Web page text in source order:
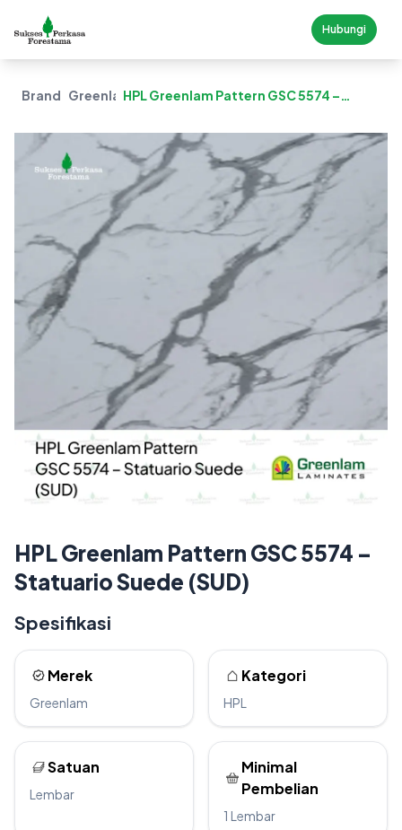
Hubungi
Brand GreenlamHPL Greenlam Pattern GSC 5574 –
HPL Greenlam Pattern GSC 5574 –
Statuario Suede (SUD)
Spesifikasi
Merek
Greenlam
Kategori
HPL
Satuan
Lembar
Minimal
Pembelian
1 Lembar